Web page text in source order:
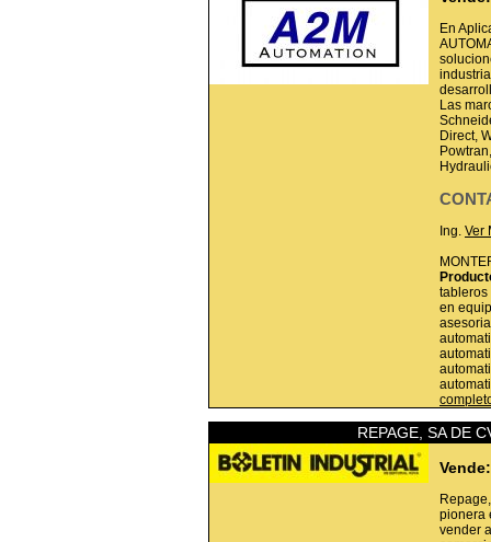
En
Las
Direct,
Ing. Ver
tableros
en
REPAGE, SA DE
Vende:
pionera
vender